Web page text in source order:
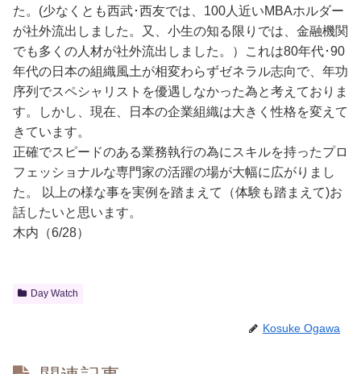
た。(少なくとも西武･西友では、100人近いMBAホルダー
が社外流出しました。又、小生の知る限りでは、金融機関
でも多くの人材が社外流出しました。）これは80年代･90
年代の日本の組織風土が相変わらずゼネラル志向で、年功
序列でスペシャリストを優遇しなかった為と考えておりま
す。しかし、現在、日本の企業組織は大きく性格を変えて
きています。
正確でスピードのある業務執行の為にスキルを持ったプロ
フェッショナルな専門家の活躍の場が大幅に広がりまし
た。 以上の様な事を実例を踏まえて（体験も踏まえて)お
話したいと思います。
木内（6/28）
Day Watch
Kosuke Ogawa